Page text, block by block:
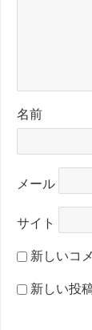
名前
メール
サイト
新しいコ
新しい投